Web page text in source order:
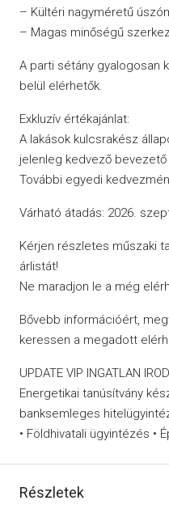
– Kültéri nagyméretű
– Magas minőségű
A parti sétány gyalogosan
belül elérhetők.
Exkluzív értékajánlat:
A lakások kulcsrakész
jelenleg kedvező bevezető
További egyedi
Várható átadás: 2026.
Kérjen részletes műszaki
árlistát!
Ne maradjon le a még
Bővebb információért,
keressen a megadott
UPDATE VIP INGATLAN
Energetikai tanúsítvány
banksemleges
• Földhivatali ügyintézés •
Részletek